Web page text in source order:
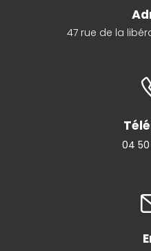
47 rue de la
04 50